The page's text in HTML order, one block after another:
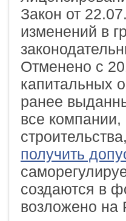
Закон от
изменений в
Отменено с
капитальных
ранее
все
получить
создаются в
возложено на